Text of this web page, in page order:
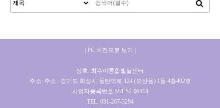
| PC 버전으로 보기 |
상호: 최수아통합발달센터
주소: 주소 : 경기도 화성시 동탄역로 124 (오산동) 1동 4층402호
사업자등록번호 551-52-00318
TEL: 031-267-3294